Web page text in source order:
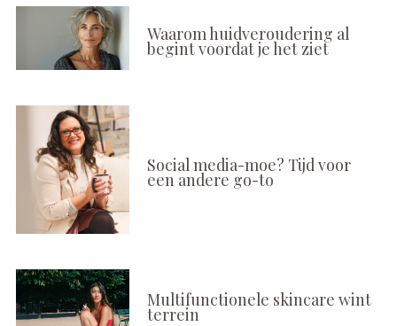
Waarom huidveroudering al
begint voordat je het ziet
Social media-moe? Tijd voor
een andere go-to
Multifunctionele skincare wint
terrein